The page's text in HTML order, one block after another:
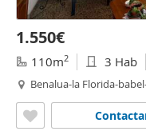
1.550€
110m2 3 Hab
Benalua-la Florida-